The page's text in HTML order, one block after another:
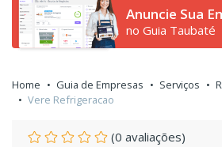
Anuncie Sua
no Guia Taubaté
Home Guia de Empresas Serviços
Vere Refrigeracao
(0 avaliações)